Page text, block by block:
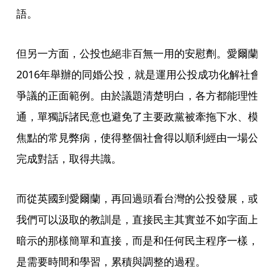
語。
但另一方面，公投也絕非百無一用的安慰劑。愛爾蘭
2016年舉辦的同婚公投，就是運用公投成功化解社會
爭議的正面範例。由於議題清楚明白，各方都能理性
通，單獨訴諸民意也避免了主要政黨被牽拖下水、模
焦點的常見弊病，使得整個社會得以順利經由一場公
完成對話，取得共識。
而從英國到愛爾蘭，再回過頭看台灣的公投發展，或
我們可以汲取的教訓是，直接民主其實並不如字面上
暗示的那樣簡單和直接，而是和任何民主程序一樣，
是需要時間和學習，累積與調整的過程。